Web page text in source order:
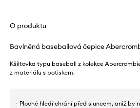
O produktu
Bavlněná baseballová čepice
Kšiltovka typu baseball z kolekce
z materiálu s potiskem.
- Ploché hledí chrání před sluncem, aniž by